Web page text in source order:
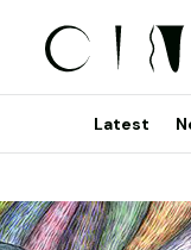
Latest